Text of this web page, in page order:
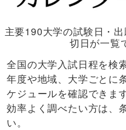
主要190大学の試験日・
切日が一覧
全国の大学入試日程を検
年度や地域、大学ごとに
ケジュールを確認できま
効率よく調べたい方は、
い。